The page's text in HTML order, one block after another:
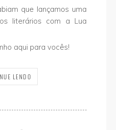
que lançamos uma
literários com a Lua
aqui para vocês!
LENDO